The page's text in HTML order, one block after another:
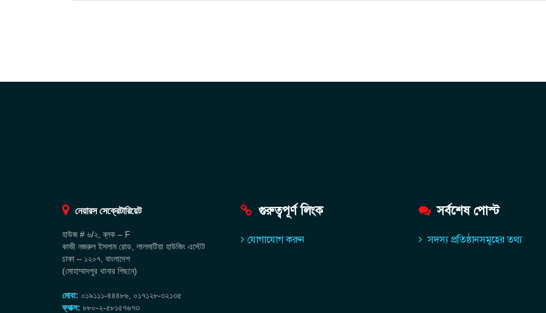
নেয়ারস সেক্রেটারিয়েট
হাউজ # ৬/২, ব্লক – F
কাজী নজরুল ইসলাম রোড, লালমাটিয়া হাউজিং এস্টেট
ঢাকা – ১২০৭, বাংলাদেশ
(মোহাম্মাদপুর থানার পিছনে)
মোবা: ০১৯১১১-৪৪৪৮৬, ০১৭১২৮-৩২১৩৫
ফ্যাক্স: ৮৮০-২-৫৮১৫৭৬৭৩
গুরুত্বপূর্ণ লিংক
যোগাযোগ করুন
সর্বশেষ পোস্ট
সদস্য প্রতিষ্ঠানসমূহের তথ্য